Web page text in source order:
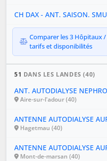
CH DAX - ANT. SAISON.
Comparer les 3 Hôpitaux
tarifs et disponibilités
51 DANS LES LANDES (40)
ANT. AUTODIALYSE
Aire-sur-l'adour (40)
ANTENNE AUTODIALYSE
Hagetmau (40)
ANTENNE AUTODIALYSE
Mont-de-marsan (40)